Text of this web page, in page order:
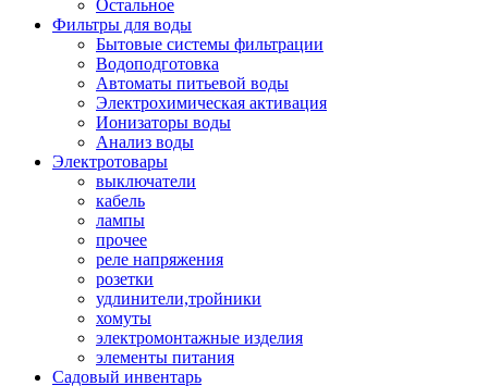
Остальное
Фильтры для воды
Бытовые системы фильтрации
Водоподготовка
Автоматы питьевой воды
Электрохимическая активация
Ионизаторы воды
Анализ воды
Электротовары
выключатели
кабель
лампы
прочее
реле напряжения
розетки
удлинители,тройники
хомуты
электромонтажные изделия
элементы питания
Садовый инвентарь